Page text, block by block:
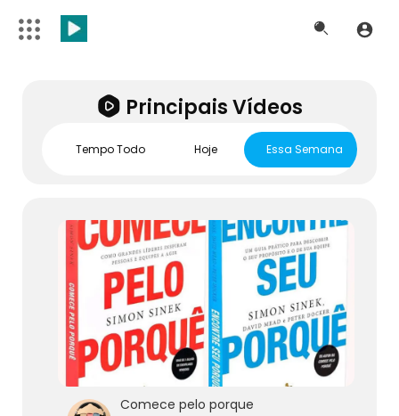
Principais Vídeos
Tempo Todo Hoje Essa Semana
Comece pelo porque